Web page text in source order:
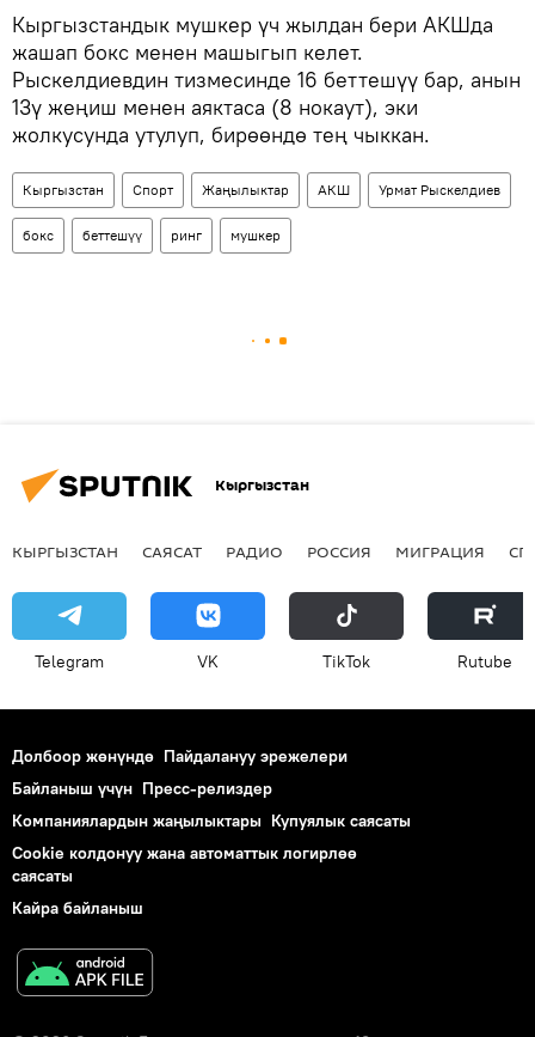
Кыргызстандык мушкер үч жылдан бери АКШда
жашап бокс менен машыгып келет.
Рыскелдиевдин тизмесинде 16 беттешүү бар, анын
13ү жеңиш менен аяктаса (8 нокаут), эки
жолкусунда утулуп, бирөөндө тең чыккан.
Кыргызстан Спорт Жаңылыктар АКШ Урмат Рыскелдиев
бокс беттешүү ринг мушкер
Кыргызстан
КЫРГЫЗСТАН САЯСАТ РАДИО РОССИЯ МИГРАЦИЯ
Telegram VK ТikТоk Rutube
Долбоор жөнүндө Пайдалануу эрежелери
Байланыш үчүн Пресс-релиздер
Компаниялардын жаңылыктары Купуялык саясаты
Cookie колдонуу жана автоматтык логирлөө
саясаты
Кайра байланыш